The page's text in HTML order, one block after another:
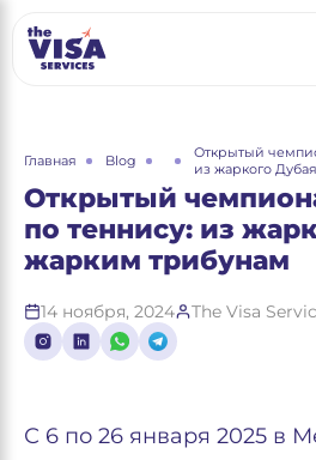
Главная Blog
Открытый
из жаркого
Открытый
по теннису: из
жарким трибунам
14 ноября, 2024 The Visa
С 6 по 26 января 2025 в